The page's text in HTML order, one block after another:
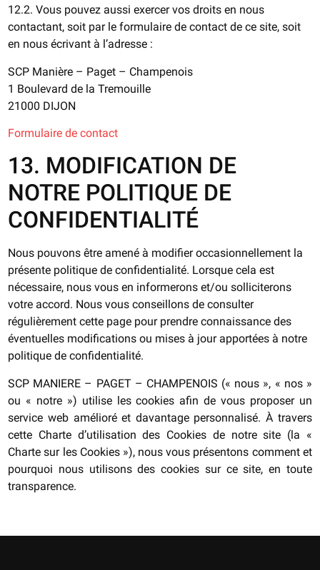
12.2. Vous pouvez aussi exercer vos droits en nous
contactant, soit par le formulaire de contact de ce site, soit
en nous écrivant à l’adresse :
SCP Manière – Paget – Champenois
1 Boulevard de la Tremouille
21000 DIJON
Formulaire de contact
13. MODIFICATION DE
NOTRE POLITIQUE DE
CONFIDENTIALITÉ
Nous pouvons être amené à modifier occasionnellement la
présente politique de confidentialité. Lorsque cela est
nécessaire, nous vous en informerons et/ou solliciterons
votre accord. Nous vous conseillons de consulter
régulièrement cette page pour prendre connaissance des
éventuelles modifications ou mises à jour apportées à notre
politique de confidentialité.
SCP MANIERE – PAGET – CHAMPENOIS (« nous », « nos »
ou « notre ») utilise les cookies afin de vous proposer un
service web amélioré et davantage personnalisé. À travers
cette Charte d’utilisation des Cookies de notre site (la «
Charte sur les Cookies »), nous vous présentons comment et
pourquoi nous utilisons des cookies sur ce site, en toute
transparence.